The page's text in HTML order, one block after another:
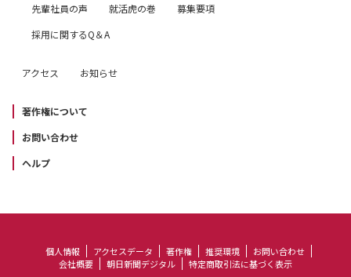
先輩社員の声
就活虎の巻
募集要項
採用に関するQ＆A
アクセス お知らせ
著作権について
お問い合わせ
ヘルプ
個人情報 アクセスデータ 著作権 推奨環境
お問い合わせ
会社概要
朝日新聞デジタル 特定商取引法に基づく表示